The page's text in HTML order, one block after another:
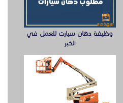
وظيفة دهان سيارت للعمل في
الخبر